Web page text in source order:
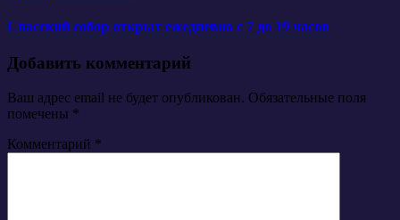
Спасский собор открыт ежедневно с 7 до 19 часов
Добавить комментарий
Ваш адрес email не будет опубликован. Обязательные поля
помечены *
Комментарий *